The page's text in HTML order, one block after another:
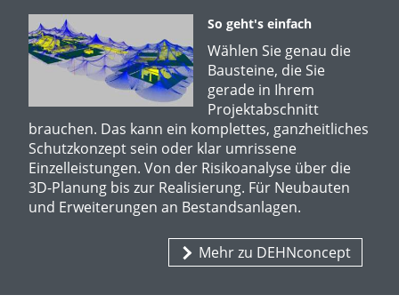
So geht's einfach
Wählen Sie genau die
Bausteine, die Sie
gerade in Ihrem
Projektabschnitt
brauchen. Das kann ein komplettes, ganzheitliches
Schutzkonzept sein oder klar umrissene
Einzelleistungen. Von der Risikoanalyse über die
3D-Planung bis zur Realisierung. Für Neubauten
und Erweiterungen an Bestandsanlagen.
Mehr zu DEHNconcept